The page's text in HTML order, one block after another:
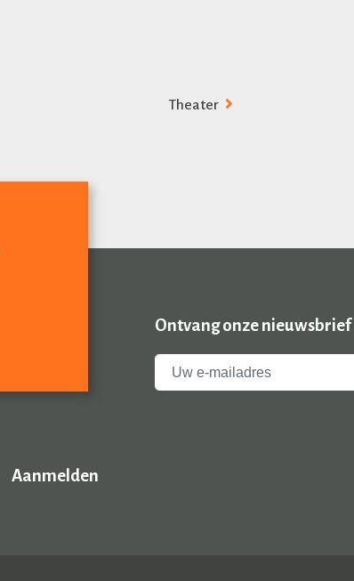
Theater
Ontvang onze nieuwsbrief
Aanmelden